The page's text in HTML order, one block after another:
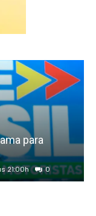
para
21:00h 0